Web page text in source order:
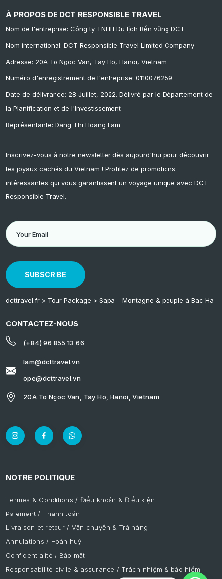
À PROPOS DE DCT RESPONSIBLE TRAVEL
Nom de l'entreprise: Công ty TNHH Du lịch Bền vững DCT
Nom international: DCT Responsible Travel Limited Company
Adresse: 20A To Ngoc Van, Tay Ho, Hanoi, Vietnam
Numéro d'enregistrement de l'entreprise: 0110076259
Date de délivrance: 28 Juillet, 2022. Délivré par le Département de
la Planification et de l'Investissement
Représentante: Dang Thi Hoang Lam
Inscrivez-vous à notre newsletter dès aujourd'hui pour découvrir
les joyaux cachés du Vietnam ! Profitez de promotions
intéressantes qui vous garantissent un voyage unique avec DCT
Responsible Travel.
SUBSCRIBE
dcttravel.fr > Tour Package > Sapa – Montagne & peuple à Bac Ha
CONTACTEZ-NOUS
(+84) 96 855 13 66
lam@dcttravel.vn
ope@dcttravel.vn
20A To Ngoc Van, Tay Ho, Hanoi, Vietnam
NOTRE POLITIQUE
Termes & Conditions / Điều khoản & Điều kiện
Paiement / Thanh toán
Livraison et retour / Vận chuyển & Trả hàng
Annulations / Hoàn huỷ
Confidentialité / Bảo mật
Responsabilité civile & assurance / Trách nhiệm & bảo hiểm